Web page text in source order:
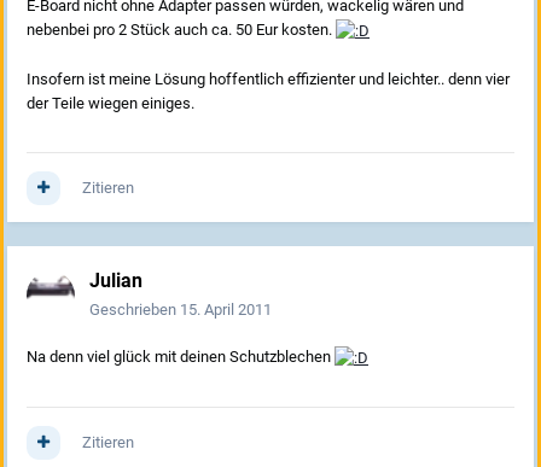
E-Board nicht ohne Adapter passen würden, wackelig wären und
nebenbei pro 2 Stück auch ca. 50 Eur kosten.
Insofern ist meine Lösung hoffentlich effizienter und leichter.. denn vier
der Teile wiegen einiges.
Zitieren
Julian
Geschrieben 15. April 2011
Na denn viel glück mit deinen Schutzblechen
Zitieren